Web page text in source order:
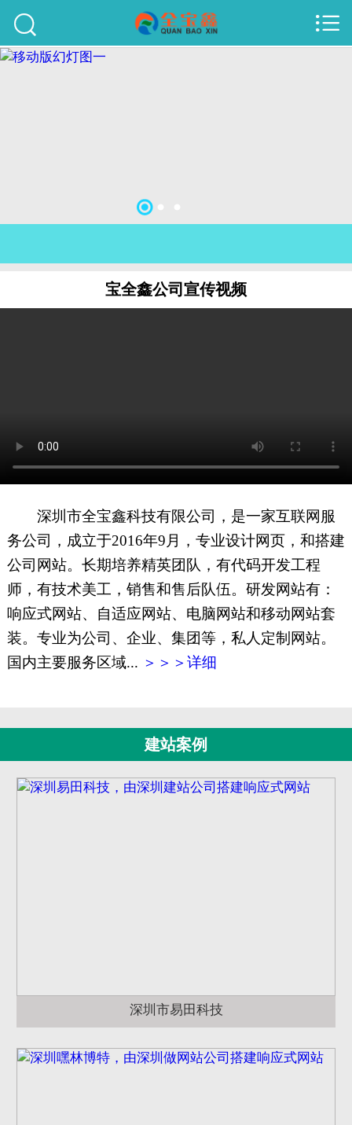
关于我们
联系我们
51La
XML地图


宝全鑫公司宣传视频
深圳市全宝鑫科技有限公司，是一家互联网服
务公司，成立于2016年9月，专业设计网页，和搭建
公司网站。长期培养精英团队，有代码开发工程
师，有技术美工，销售和售后队伍。研发网站有：
响应式网站、自适应网站、电脑网站和移动网站套
装。专业为公司、企业、集团等，私人定制网站。
国内主要服务区域... ＞＞＞详细
建站案例
深圳市易田科技